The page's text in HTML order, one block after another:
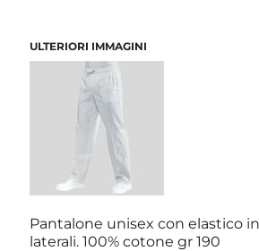
ULTERIORI IMMAGINI
Pantalone unisex con elastico
laterali. 100% cotone gr 190